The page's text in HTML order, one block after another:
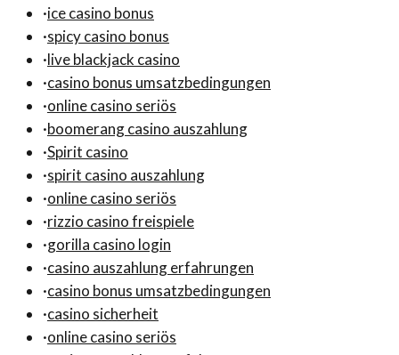
·ice casino bonus
·spicy casino bonus
·live blackjack casino
·casino bonus umsatzbedingungen
·online casino seriös
·boomerang casino auszahlung
·Spirit casino
·spirit casino auszahlung
·online casino seriös
·rizzio casino freispiele
·gorilla casino login
·casino auszahlung erfahrungen
·casino bonus umsatzbedingungen
·casino sicherheit
·online casino seriös